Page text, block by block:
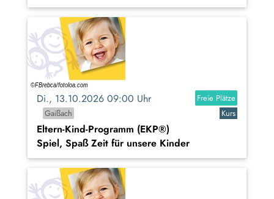
Di., 13.10.2026 09:00 Uhr
Freie Plätze
Gaißach
Kurs
Eltern-Kind-Programm (EKP®)
Spiel, Spaß Zeit für unsere Kinder